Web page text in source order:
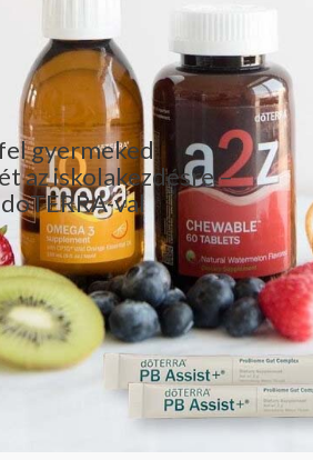
gyermeked
az iskolakezdésre –
val